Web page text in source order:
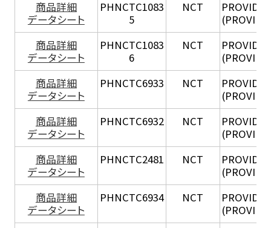
商品詳細
データシート
PHNCTC1083
5
NCT
商品詳細
データシート
PHNCTC1083
6
NCT
商品詳細
データシート
PHNCTC6933 NCT
商品詳細
データシート
PHNCTC6932 NCT
商品詳細
データシート
PHNCTC2481 NCT
商品詳細
データシート
PHNCTC6934 NCT